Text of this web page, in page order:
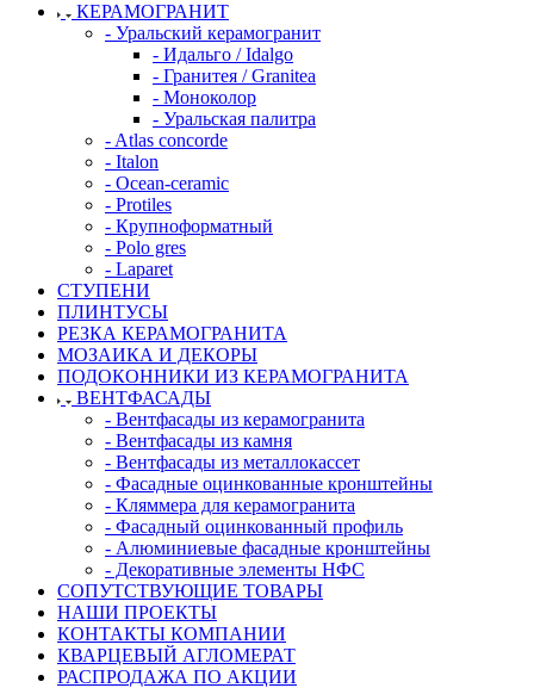
КЕРАМОГРАНИТ
- Уральский керамогранит
- Идальго / Idalgo
- Гранитея / Granitea
- Моноколор
- Уральская палитра
- Atlas concorde
- Italon
- Ocean-ceramic
- Protiles
- Крупноформатный
- Polo gres
- Laparet
СТУПЕНИ
ПЛИНТУСЫ
РЕЗКА КЕРАМОГРАНИТА
МОЗАИКА И ДЕКОРЫ
ПОДОКОННИКИ ИЗ КЕРАМОГРАНИТА
ВЕНТФАСАДЫ
- Вентфасады из керамогранита
- Вентфасады из камня
- Вентфасады из металлокассет
- Фасадные оцинкованные кронштейны
- Кляммера для керамогранита
- Фасадный оцинкованный профиль
- Алюминиевые фасадные кронштейны
- Декоративные элементы НФС
СОПУТСТВУЮЩИЕ ТОВАРЫ
НАШИ ПРОЕКТЫ
КОНТАКТЫ КОМПАНИИ
КВАРЦЕВЫЙ АГЛОМЕРАТ
РАСПРОДАЖА ПО АКЦИИ